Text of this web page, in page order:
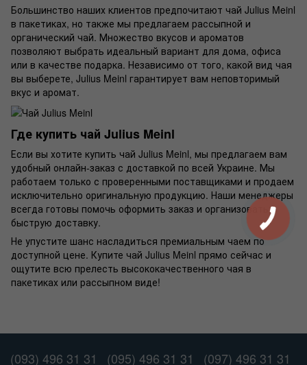
Большинство наших клиентов предпочитают чай Julius Meinl
в пакетиках, но также мы предлагаем рассыпной и
органический чай. Множество вкусов и ароматов
позволяют выбрать идеальный вариант для дома, офиса
или в качестве подарка. Независимо от того, какой вид чая
вы выберете, Julius Meinl гарантирует вам неповторимый
вкус и аромат.
Где купить чай Julius Meinl
Если вы хотите купить чай Julius Meinl, мы предлагаем вам
удобный онлайн-заказ с доставкой по всей Украине. Мы
работаем только с проверенными поставщиками и продаем
исключительно оригинальную продукцию. Наши менеджеры
всегда готовы помочь оформить заказ и организовать
быструю доставку.
Не упустите шанс насладиться премиальным чаем по
доступной цене. Купите чай Julius Meinl прямо сейчас и
ощутите всю прелесть высококачественного чая в
пакетиках или рассыпном виде!
(093) 496 31 31 (095) 496 31 31 (097) 496 31 31